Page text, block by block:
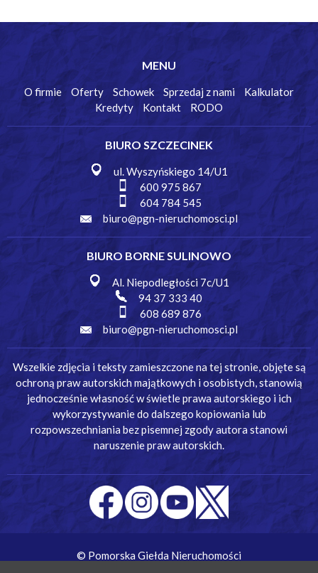
MENU
O firmie Oferty Schowek Sprzedaj z nami
Kalkulator
Kredyty
Kontakt RODO
BIURO SZCZECINEK
ul. Wyszyńskiego 14/U1
600 975 867
604 784 545
biuro@pgn-nieruchomosci.pl
BIURO BORNE SULINOWO
Al. Niepodległości 7c/U1
94 37 333 40
608 689 876
biuro@pgn-nieruchomosci.pl
Wszelkie zdjęcia i teksty zamieszczone na tej stronie, objęte są
ochroną praw autorskich majątkowych i osobistych, stanowią
jednocześnie własność w świetle prawa autorskiego i ich
wykorzystywanie do dalszego kopiowania lub
rozpowszechniania bez pisemnej zgody autora stanowi
naruszenie praw autorskich.
© Pomorska Giełda Nieruchomości